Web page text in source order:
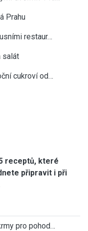
Prahu
restaur…
salát
cukroví od…
receptů, které
připravit i při
pro pohod…